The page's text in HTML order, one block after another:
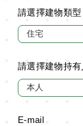
請選擇建物類型
請選擇建物持有
E-mail